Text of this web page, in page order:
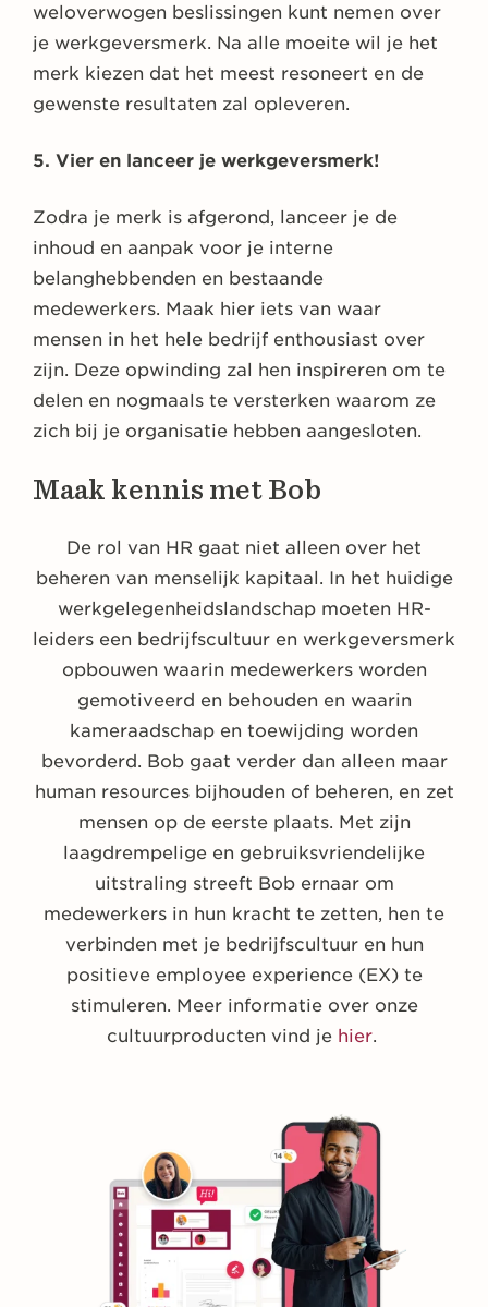
weloverwogen beslissingen kunt nemen over
je werkgeversmerk. Na alle moeite wil je het
merk kiezen dat het meest resoneert en de
gewenste resultaten zal opleveren.
5. Vier en lanceer je werkgeversmerk!
Zodra je merk is afgerond, lanceer je de
inhoud en aanpak voor je interne
belanghebbenden en bestaande
medewerkers. Maak hier iets van waar
mensen in het hele bedrijf enthousiast over
zijn. Deze opwinding zal hen inspireren om te
delen en nogmaals te versterken waarom ze
zich bij je organisatie hebben aangesloten.
Maak kennis met Bob
De rol van HR gaat niet alleen over het
beheren van menselijk kapitaal. In het huidige
werkgelegenheidslandschap moeten HR-
leiders een bedrijfscultuur en werkgeversmerk
opbouwen waarin medewerkers worden
gemotiveerd en behouden en waarin
kameraadschap en toewijding worden
bevorderd. Bob gaat verder dan alleen maar
human resources bijhouden of beheren, en zet
mensen op de eerste plaats. Met zijn
laagdrempelige en gebruiksvriendelijke
uitstraling streeft Bob ernaar om
medewerkers in hun kracht te zetten, hen te
verbinden met je bedrijfscultuur en hun
positieve employee experience (EX) te
stimuleren. Meer informatie over onze
cultuurproducten vind je hier.